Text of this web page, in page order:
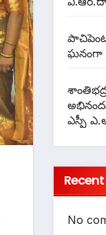
ఘనంగా
ఎస్పీ
No